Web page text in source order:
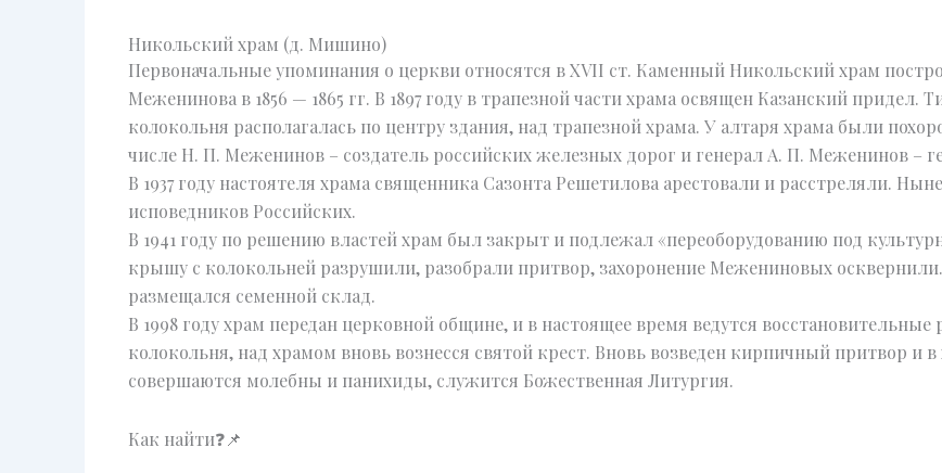
Никольский храм (д. Мишино)
Первоначальные упоминания о церкви относятся в XVII ст. Каменный Никольский храм
Меженинова в 1856 — 1865 гг. В 1897 году в трапезной части храма освящен Казанский придел.
колокольня располагалась по центру здания, над трапезной храма. У алтаря храма были
числе Н. П. Меженинов – создатель российских железных дорог и генерал А. П. Меженинов –
В 1937 году настоятеля храма священника Сазонта Решетилова арестовали и расстреляли.
исповедников Российских.
В 1941 году по решению властей храм был закрыт и подлежал «переоборудованию под
крышу с колокольней разрушили, разобрали притвор, захоронение Межениновых
размещался семенной склад.
В 1998 году храм передан церковной общине, и в настоящее время ведутся
колокольня, над храмом вновь вознесся святой крест. Вновь возведен кирпичный притвор и
совершаются молебны и панихиды, служится Божественная Литургия.
Как найти❓📌